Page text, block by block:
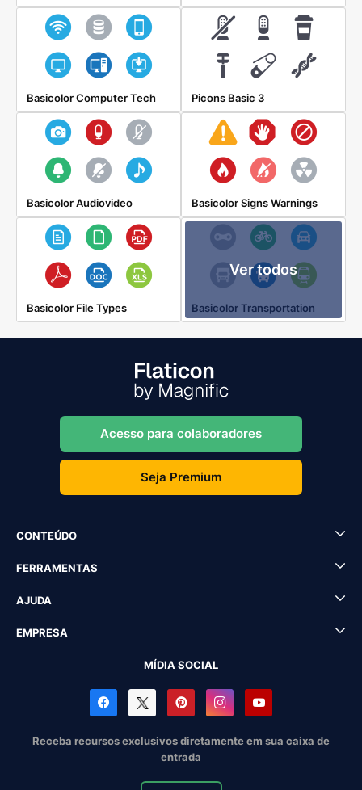
Basicolor Computer Tech Picons Basic 3
Basicolor Audiovideo Basicolor Signs Warnings
Basicolor File Types
Ver todos
Basicolor Transportation
Acesso para colaboradores
Seja Premium
CONTEÚDO
FERRAMENTAS
AJUDA
EMPRESA
MÍDIA SOCIAL
Receba recursos exclusivos diretamente em sua caixa de
entrada